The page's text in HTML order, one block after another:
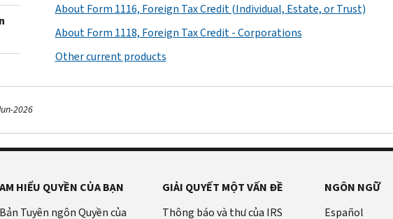
About Form 1116, Foreign Tax Credit (Individual, Estate, or Trust)
About Form 1118, Foreign Tax Credit - Corporations
Other current products
2026
AM HIỂU QUYỀN CỦA BẠN
Bản Tuyên ngôn Quyền của
GIẢI QUYẾT MỘT VẤN ĐỀ
Thông báo và thư của IRS
NGÔN NGỮ
Español